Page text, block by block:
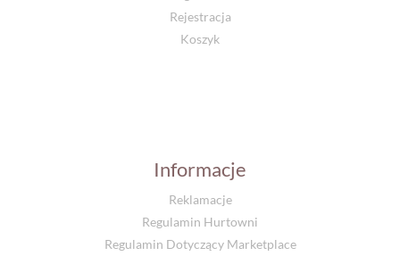
Rejestracja
Koszyk
Informacje
Reklamacje
Regulamin Hurtowni
Regulamin Dotyczący Marketplace